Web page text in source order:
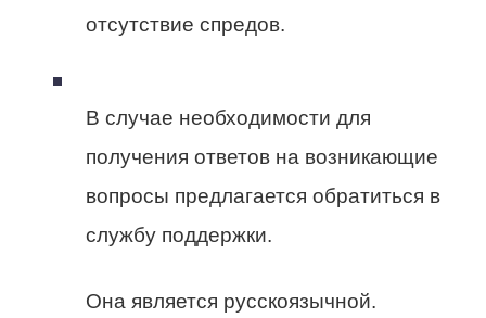
отсутствие спредов.
В случае необходимости для
получения ответов на возникающие
вопросы предлагается обратиться в
службу поддержки.
Она является русскоязычной.